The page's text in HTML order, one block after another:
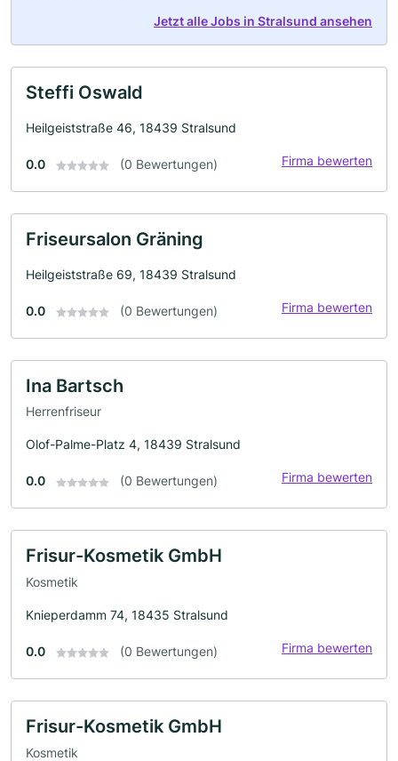
Jetzt alle Jobs in Stralsund ansehen
Steffi Oswald
Heilgeiststraße 46, 18439 Stralsund
0.0 (0 Bewertungen) Firma bewerten
Friseursalon Gräning
Heilgeiststraße 69, 18439 Stralsund
0.0 (0 Bewertungen) Firma bewerten
Ina Bartsch
Herrenfriseur
Olof-Palme-Platz 4, 18439 Stralsund
0.0 (0 Bewertungen) Firma bewerten
Frisur-Kosmetik GmbH
Kosmetik
Knieperdamm 74, 18435 Stralsund
0.0 (0 Bewertungen) Firma bewerten
Frisur-Kosmetik GmbH
Kosmetik